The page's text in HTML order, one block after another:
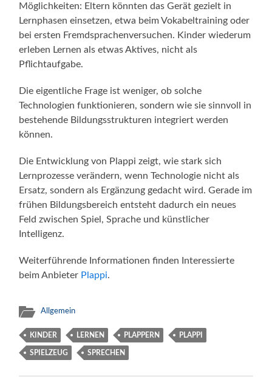
Möglichkeiten: Eltern könnten das Gerät gezielt in
Lernphasen einsetzen, etwa beim Vokabeltraining oder
bei ersten Fremdsprachenversuchen. Kinder wiederum
erleben Lernen als etwas Aktives, nicht als
Pflichtaufgabe.
Die eigentliche Frage ist weniger, ob solche
Technologien funktionieren, sondern wie sie sinnvoll in
bestehende Bildungsstrukturen integriert werden
können.
Die Entwicklung von Plappi zeigt, wie stark sich
Lernprozesse verändern, wenn Technologie nicht als
Ersatz, sondern als Ergänzung gedacht wird. Gerade im
frühen Bildungsbereich entsteht dadurch ein neues
Feld zwischen Spiel, Sprache und künstlicher
Intelligenz.
Weiterführende Informationen finden Interessierte
beim Anbieter Plappi.
Allgemein
KINDER LERNEN PLAPPERN PLAPPI
SPIELZEUG SPRECHEN